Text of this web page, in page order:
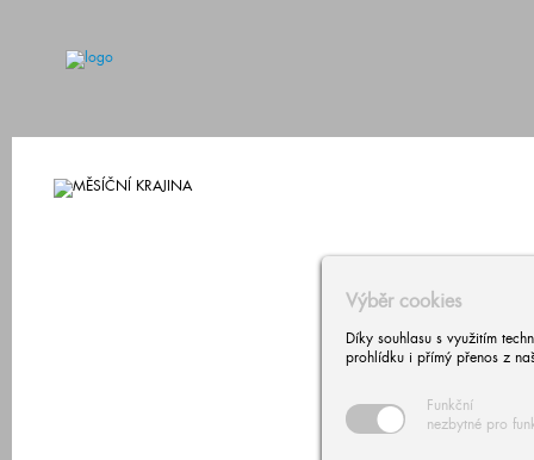
Výběr cookies
Díky souhlasu s využitím
prohlídku i přímý přenos z
Funkční
nezbytné pro